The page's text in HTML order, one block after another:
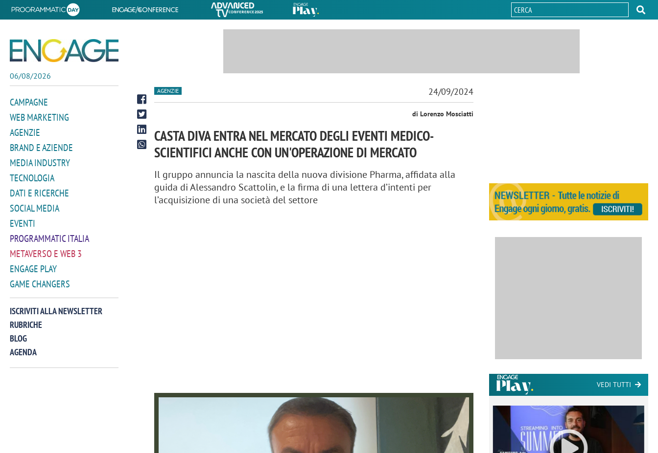
06/08/2026
CAMPAGNE
WEB MARKETING
AGENZIE
BRAND E AZIENDE
MEDIA INDUSTRY
TECNOLOGIA
DATI E RICERCHE
SOCIAL MEDIA
EVENTI
PROGRAMMATIC ITALIA
METAVERSO E WEB 3
ENGAGE PLAY
GAME CHANGERS
ISCRIVITI ALLA NEWSLETTER
RUBRICHE
BLOG
AGENDA
AGENZIE 24/09/2024
di Lorenzo Mosciatti
CASTA DIVA ENTRA NEL MERCATO DEGLI EVENTI MEDICO-
SCIENTIFICI ANCHE CON UN'OPERAZIONE DI MERCATO
Il gruppo annuncia la nascita della nuova divisione Pharma, affidata alla
guida di Alessandro Scattolin, e la firma di una lettera d’intenti per
l’acquisizione di una società del settore
VEDI TUTTI
Perez, Samsung Ads: «L'Italia è un
mercato strategico e continuerà a
Networking agli eventi: come la
startup Kicè punta a eliminare lo
"spreco di relazioni"